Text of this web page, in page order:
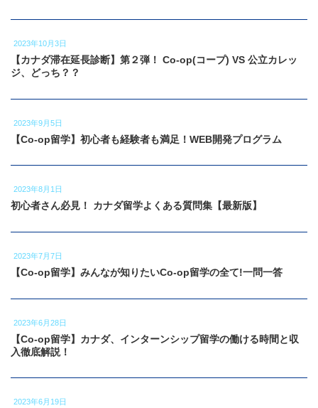
2023年10月3日
【カナダ滞在延長診断】第２弾！ Co-op(コープ) VS 公立カレッ
ジ、どっち？？
2023年9月5日
【Co-op留学】初心者も経験者も満足！WEB開発プログラム
2023年8月1日
初心者さん必見！ カナダ留学よくある質問集【最新版】
2023年7月7日
【Co-op留学】みんなが知りたいCo-op留学の全て!一問一答
2023年6月28日
【Co-op留学】カナダ、インターンシップ留学の働ける時間と収
入徹底解説！
2023年6月19日